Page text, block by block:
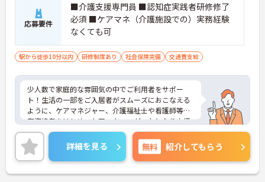
応募要件
■介護支援専門員 ■認知症実践者研修修了
必須 ■ケアマネ（介護施設での）実務経験
なくても可
駅から徒歩10分以内 研修制度あり 社会保険完備 交通費支給
少人数で家庭的な雰囲気の中でご利用者をサポー
ト！生活の一部をご入居者がスムーズにおこなえる
ように、ケアマネジャー、介護福祉士や看護師等の
有資格者をはじめ、ケアスタッフが一丸となり支援
します。現在、全国で300 か所以上の介護事業所を
運営する法人で安定感も抜群です。
ご興味のある方には、面接対策ポイントなど、さら
に詳細をお話しいたしますのでお気軽にご相談くだ
さい！
詳細を見る 無料 紹介してもらう